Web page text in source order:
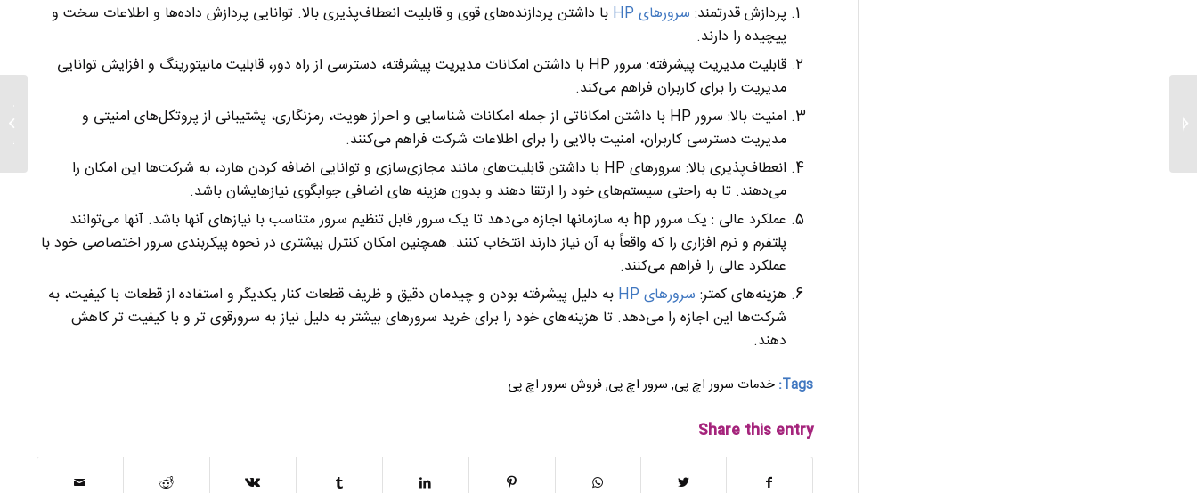
پردازش قدرتمند: سرورهای HP
با داشتن پردازنده‌های قوی و قابلیت انعطاف‌پذیری بالا. توانایی پردازش داده‌ها و اطلاعات سخت و
پیچیده را دارند.
قابلیت مدیریت پیشرفته: سرور HP با داشتن امکانات مدیریت پیشرفته، دسترسی از راه دور، قابلیت مانیتورینگ و افزایش توانایی
مدیریت را برای کاربران فراهم می‌کند.
امنیت بالا: سرور HP با داشتن امکاناتی از جمله امکانات شناسایی و احراز هویت، رمزنگاری، پشتیبانی از پروتکل‌های امنیتی و
مدیریت دسترسی کاربران، امنیت بالایی را برای اطلاعات شرکت فراهم می‌کنند.
انعطاف‌پذیری بالا: سرورهای HP با داشتن قابلیت‌های مانند مجازی‌سازی و توانایی اضافه کردن هارد، به شرکت‌ها این امکان را
می‌دهند. تا به راحتی سیستم‌های خود را ارتقا دهند و بدون هزینه های اضافی جوابگوی نیازهایشان باشد.
عملکرد عالی : یک سرور hp به سازمانها اجازه می‌دهد تا یک سرور قابل تنظیم سرور متناسب با نیازهای آنها باشد. آنها می‌توانند
پلتفرم و نرم افزاری را که واقعاً به آن نیاز دارند انتخاب کنند. همچنین امکان کنترل بیشتری در نحوه پیکربندی سرور اختصاصی خود با
عملکرد عالی را فراهم می‌کنند.
هزینه‌های کمتر: سرورهای HP
به دلیل پیشرفته بودن و چیدمان دقیق و ظریف قطعات کنار یکدیگر و استفاده از قطعات با کیفیت، به
شرکت‌ها این اجازه را می‌دهد. تا هزینه‌های خود را برای خرید سرورهای بیشتر به دلیل نیاز به سرورقوی تر و با کیفیت تر کاهش
دهند.
Tags: خدمات سرور اچ پی, سرور اچ پی,فروش سرور اچ پی
Share this entry